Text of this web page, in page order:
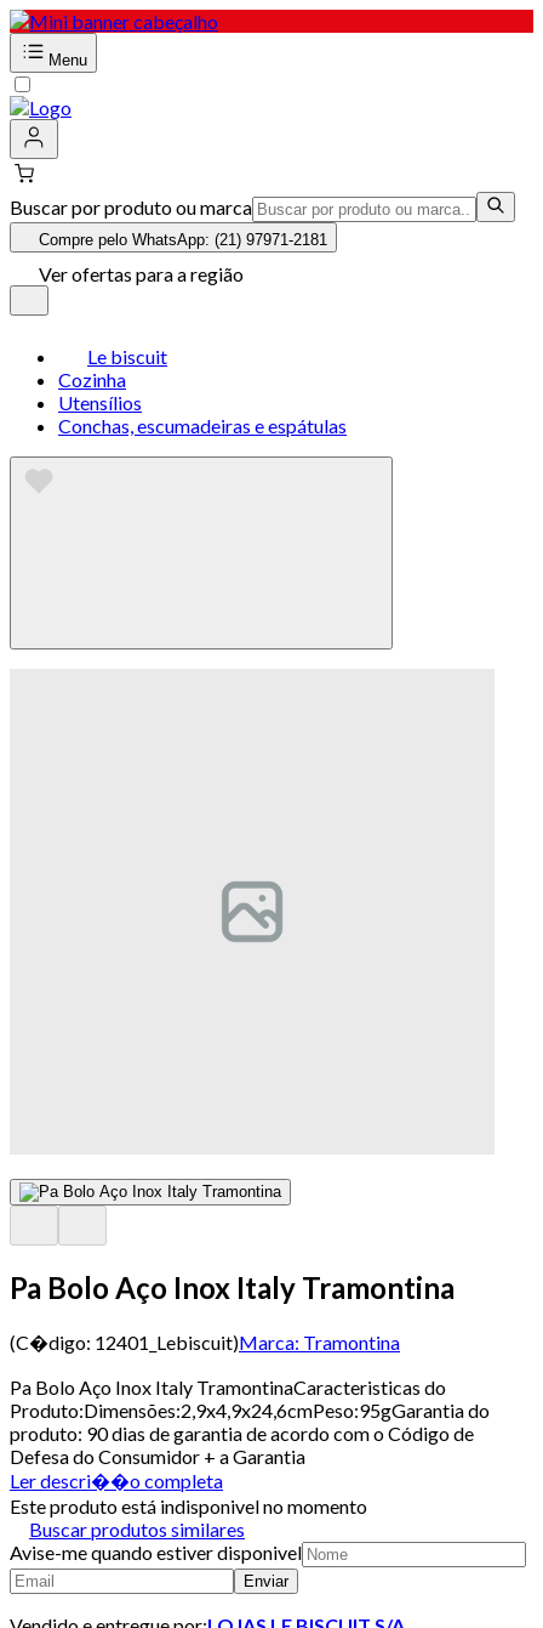
Menu
Buscar por produto ou marca
Compre pelo WhatsApp: (21) 97971-2181
Ver ofertas para a região
Le biscuit
Cozinha
Utensílios
Conchas, escumadeiras e espátulas
Pa Bolo Aço Inox Italy Tramontina
(C�digo: 12401_Lebiscuit)Marca: Tramontina
Pa Bolo Aço Inox Italy TramontinaCaracteristicas do
Produto:Dimensões:2,9x4,9x24,6cmPeso:95gGarantia do
produto: 90 dias de garantia de acordo com o Código de
Defesa do Consumidor + a Garantia
Ler descri��o completa
Este produto está indisponivel no momento
Buscar produtos similares
Avise-me quando estiver disponivel
Enviar